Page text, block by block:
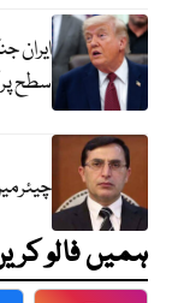
ایران
سطح
ہمیں فالو